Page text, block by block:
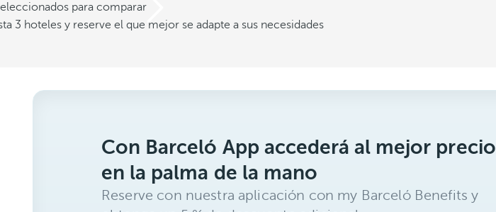
para comparar
3 hoteles y reserve el que mejor se adapte a sus necesidades
Con Barceló App accederá al mejor precio
en la palma de la mano
Reserve con nuestra aplicación con my Barceló Benefits y